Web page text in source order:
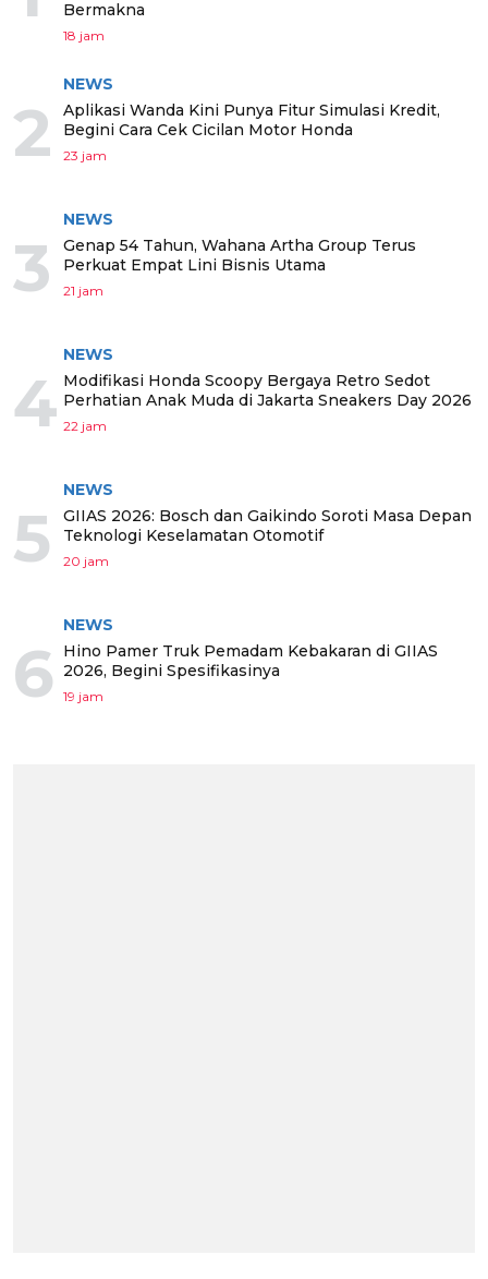
Bermakna
18 jam
2
NEWS
Aplikasi Wanda Kini Punya Fitur Simulasi Kredit,
Begini Cara Cek Cicilan Motor Honda
23 jam
3
NEWS
Genap 54 Tahun, Wahana Artha Group Terus
Perkuat Empat Lini Bisnis Utama
21 jam
4
NEWS
Modifikasi Honda Scoopy Bergaya Retro Sedot
Perhatian Anak Muda di Jakarta Sneakers Day 2026
22 jam
5
NEWS
GIIAS 2026: Bosch dan Gaikindo Soroti Masa Depan
Teknologi Keselamatan Otomotif
20 jam
6
NEWS
Hino Pamer Truk Pemadam Kebakaran di GIIAS
2026, Begini Spesifikasinya
19 jam